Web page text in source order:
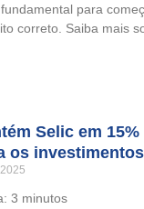
para
correto. Saiba mais
Selic em 15%
os
3 minutos